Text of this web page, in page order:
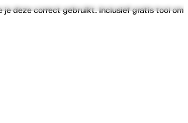
je deze correct gebruikt. Inclusief gratis tool om